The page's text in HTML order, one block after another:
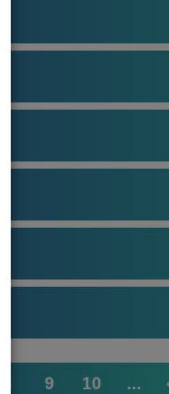
9 10 ...